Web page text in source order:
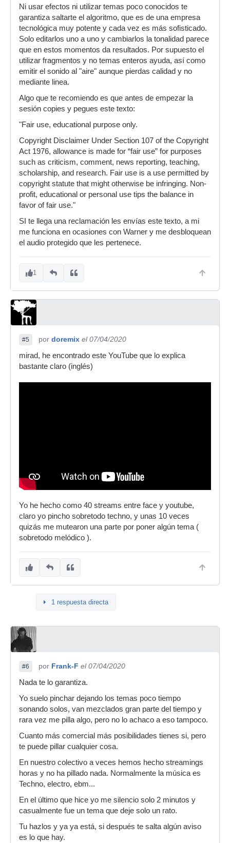
Ni usar efectos ni utilizar temas poco conocidos te
garantiza saltarte el algoritmo, que es de una empresa
tecnológica muy potente y cada vez es más sofisticado.
Solo editarlos uno a uno y cambiarlos la tonalidad parece
que en estos momentos da resultados. Por supuesto el
utilizar fragmentos y no temas enteros ayuda, así como
emitir el sonido al "aire" aunque pierdas calidad y no
mediante linea.
Algo que te recomiendo es que antes de empezar la
sesión copies y pegues este texto:
"Fair use, educational purpose only.
Copyright Disclaimer Under Section 107 of the Copyright
Act 1976, allowance is made for “fair use” for purposes
such as criticism, comment, news reporting, teaching,
scholarship, and research. Fair use is a use permitted by
copyright statute that might otherwise be infringing. Non-
profit, educational or personal use tips the balance in
favor of fair use."
SI te llega una reclamación les envías este texto, a mi
me funciona en ocasiones con Warner y me desbloquean
el audio protegido que les pertenece.
1
#5 por doremix el 07/04/2020
mirad, he encontrado este YouTube que lo explica
bastante claro (inglés)
Yo he hecho como 40 streams entre face y youtube,
claro yo pincho sobretodo techno, y unas 10 veces
quizás me mutearon una parte por poner algún tema (
sobretodo melódico ).
1 respuesta directa
#6 por Frank-F el 07/04/2020
Nada te lo garantiza.
Yo suelo pinchar dejando los temas poco tiempo
sonando solos, van mezclados gran parte del tiempo y
rara vez me pilla algo, pero no lo achaco a eso tampoco.
Cuanto más comercial más posibilidades tienes si, pero
te puede pillar cualquier cosa.
En nuestro colectivo a veces hemos hecho streamings
horas y no ha pillado nada. Normalmente la música es
Techno, electro, ebm...
En el último que hice yo me silencio solo 2 minutos y
casualmente fue un tema que deje solo un rato.
Tu hazlos y ya ya está, si después te salta algún aviso
es lo que hay.